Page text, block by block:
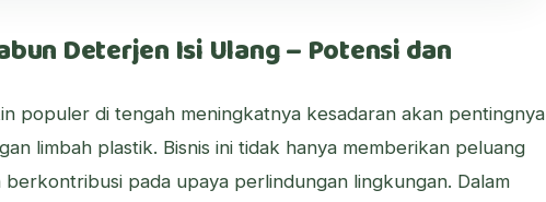
Deterjen Isi Ulang – Potensi dan
populer di tengah meningkatnya kesadaran akan pentingnya
limbah plastik. Bisnis ini tidak hanya memberikan peluang
pada upaya perlindungan lingkungan. Dalam